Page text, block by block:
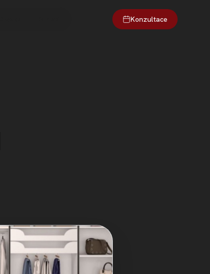
Konzultace